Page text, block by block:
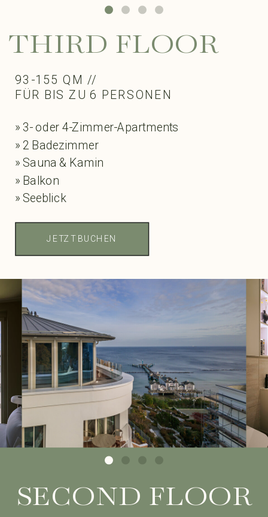
THIRD FLOOR
93-155 QM //
FÜR BIS ZU 6 PERSONEN
» 3- oder 4-Zimmer-Apartments
» 2 Badezimmer
» Sauna & Kamin
» Balkon
» Seeblick
JETZT BUCHEN
SECOND FLOOR